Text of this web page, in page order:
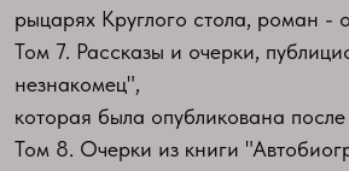
рыцарях Круглого стола, роман -
Том 7. Рассказы и очерки,
незнакомец",
которая была опубликована
Том 8. Очерки из книги